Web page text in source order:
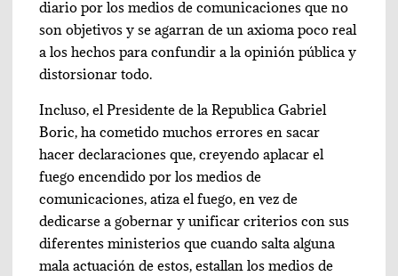
diario por los medios de comunicaciones que no
son objetivos y se agarran de un axioma poco real
a los hechos para confundir a la opinión pública y
distorsionar todo.
Incluso, el Presidente de la Republica Gabriel
Boric, ha cometido muchos errores en sacar
hacer declaraciones que, creyendo aplacar el
fuego encendido por los medios de
comunicaciones, atiza el fuego, en vez de
dedicarse a gobernar y unificar criterios con sus
diferentes ministerios que cuando salta alguna
mala actuación de estos, estallan los medios de